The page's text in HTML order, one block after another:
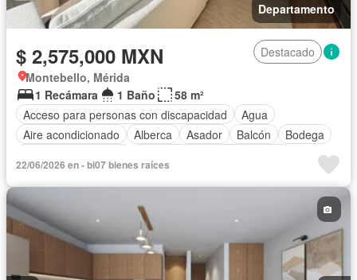
Departamento
$ 2,575,000 MXN
Destacado
Montebello, Mérida
1 Recámara
1 Baño
58 m²
Acceso para personas con discapacidad
Agua
Aire acondicionado
Alberca Asador Balcón
Bodega
Cocina equipada
Cocina integral
Electricidad
Despacho
Recámara con closet
Televisión por cable
Terraza Vista panorámica
Wifi
Completamente amueblado
22/06/2026 en - bi07 bienes raíces